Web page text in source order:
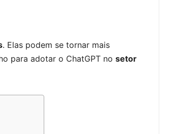
. Elas podem se tornar mais
para adotar o ChatGPT no setor